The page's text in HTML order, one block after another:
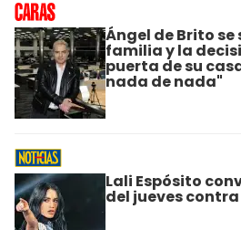
Ángel de Brito se
familia y la
puerta de su
nada de nada"
Lali Espósito
del jueves